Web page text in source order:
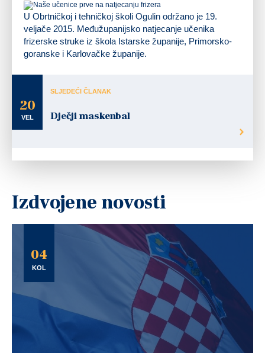
U Obrtničkoj i tehničkoj školi Ogulin održano je 19.
veljače 2015. Međužupanijsko natjecanje učenika
frizerske struke iz škola Istarske županije, Primorsko-
goranske i Karlovačke županije.
20
VEL
SLJEDEĆI ČLANAK
Dječji maskenbal
Izdvojene novosti
04
KOL